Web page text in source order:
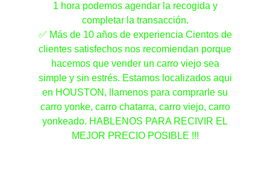
1 hora podemos agendar la recogida y
completar la transacción.
✅ Más de 10 años de experiencia Cientos de
clientes satisfechos nos recomiendan porque
hacemos que vender un carro viejo sea
simple y sin estrés. Estamos localizados aqui
en HOUSTON, llamenos para comprarle su
carro yonke, carro chatarra, carro viejo, carro
yonkeado. HABLENOS PARA RECIVIR EL
MEJOR PRECIO POSIBLE !!!